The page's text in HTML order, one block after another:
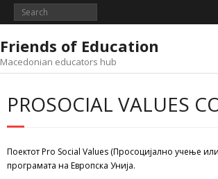
Skip
Friends of Education
Macedonian educators hub
PROSOCIAL VALUES
Поектот Pro Social Values (Просоцијално учење
програмата на Европска Унија.